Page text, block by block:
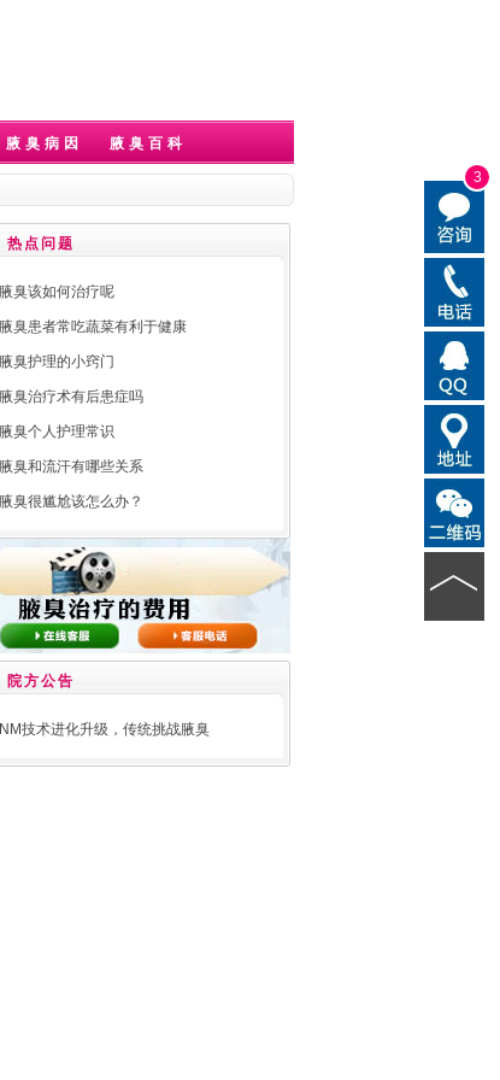
3
腋臭病因 腋臭百科
热点问题
腋臭该如何治疗呢
腋臭患者常吃蔬菜有利于健康
腋臭护理的小窍门
腋臭治疗术有后患症吗
腋臭个人护理常识
腋臭和流汗有哪些关系
腋臭很尴尬该怎么办？
院方公告
NM技术进化升级，传统挑战腋臭